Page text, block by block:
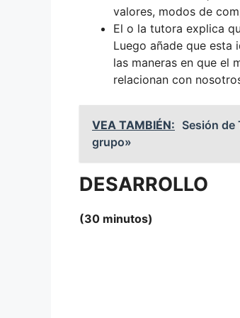
valores, modos de
El o la tutora explica
Luego añade que
las maneras en que el
relacionan con
VEA TAMBIÉN: Sesión de
grupo»
DESARROLLO
(30 minutos)